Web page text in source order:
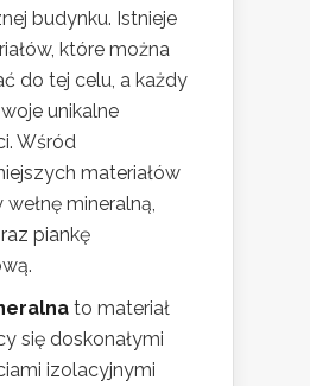
budynku. Istnieje
które można
do tej celu, a każdy
unikalne
Wśród
materiałów
mineralną,
piankę
to materiał
się doskonałymi
izolacyjnymi